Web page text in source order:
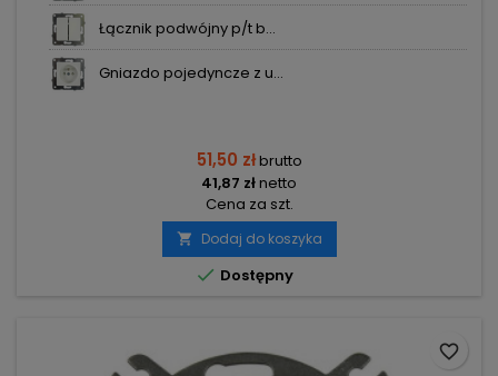
Łącznik podwójny p/t b...
Gniazdo pojedyncze z u...
51,50 złbrutto
41,87 złnetto
Cena za szt.
 Dodaj do koszyka
 Dostępny
favorite_border